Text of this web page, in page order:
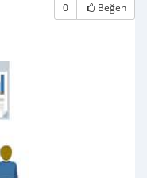
0 Beğen